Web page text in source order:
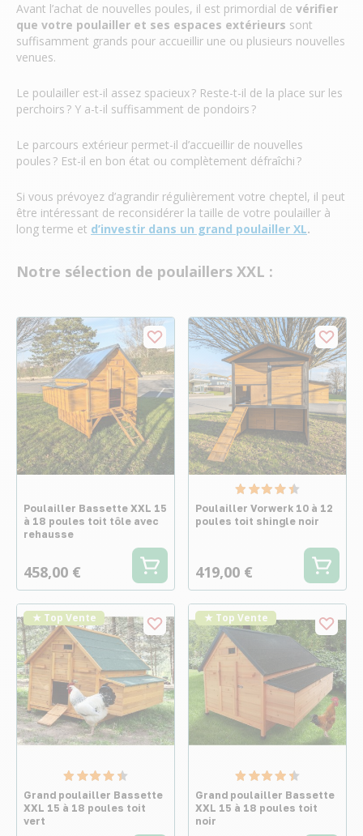
Avant l’achat de nouvelles poules, il est primordial de vérifier
que votre poulailler et ses espaces extérieurs sont
suffisamment grands pour accueillir une ou plusieurs nouvelles
venues.
Le poulailler est-il assez spacieux ? Reste-t-il de la place sur les
perchoirs ? Y a-t-il suffisamment de pondoirs ?
Le parcours extérieur permet-il d’accueillir de nouvelles
poules ? Est-il en bon état ou complètement défraîchi ?
Si vous prévoyez d’agrandir régulièrement votre cheptel, il peut
être intéressant de reconsidérer la taille de votre poulailler à
long terme et d’investir dans un grand poulailler XL.
Notre sélection de poulaillers XXL :
Poulailler Bassette XXL 15
à 18 poules toit tôle avec
rehausse
458,00 €
Poulailler Vorwerk 10 à 12
poules toit shingle noir
419,00 €
★ Top Vente
Grand poulailler Bassette
XXL 15 à 18 poules toit
vert
★ Top Vente
Grand poulailler Bassette
XXL 15 à 18 poules toit
noir